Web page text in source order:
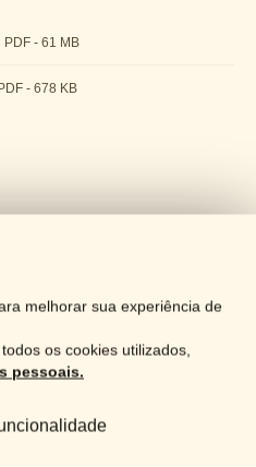
PDF - 61 MB
- 678 KB
melhorar sua experiência de
os cookies utilizados,
pessoais.